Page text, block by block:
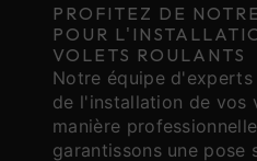
PROFITEZ DE
POUR
VOLETS ROULANTS
Notre équipe
de l'installation de vos
manière
garantissons une pose